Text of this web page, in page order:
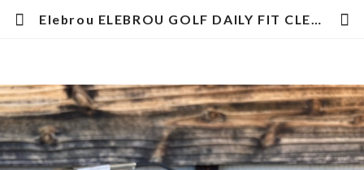
Elebrou ELEBROU GOLF DAILY FIT CLEARGRAYL POLARIZED (偏光レンズ特別仕様） | hotstyle TOYOOKA